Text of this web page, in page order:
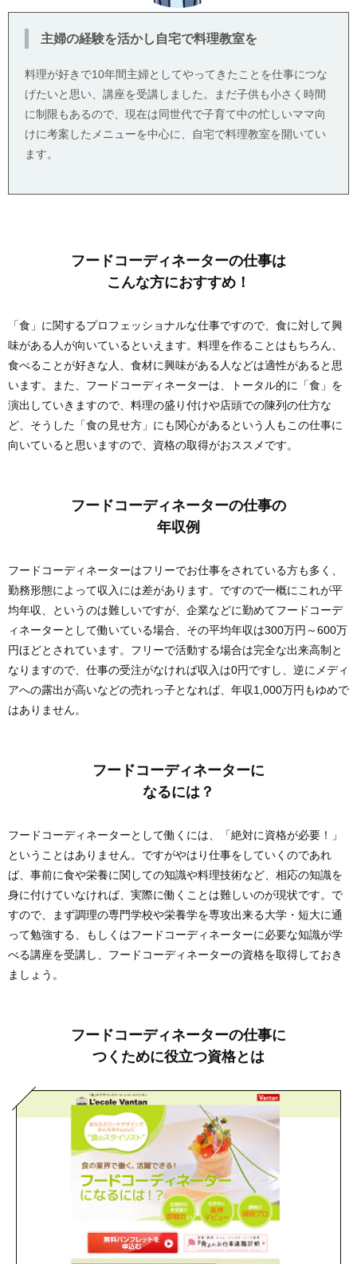
主婦の経験を活かし自宅で料理教室を
料理が好きで10年間主婦としてやってきたことを仕事につな
げたいと思い、講座を受講しました。まだ子供も小さく時間
に制限もあるので、現在は同世代で子育て中の忙しいママ向
けに考案したメニューを中心に、自宅で料理教室を開いてい
ます。
フードコーディネーターの仕事は
こんな方におすすめ！
「食」に関するプロフェッショナルな仕事ですので、食に対して興
味がある人が向いているといえます。料理を作ることはもちろん、
食べることが好きな人、食材に興味がある人などは適性があると思
います。また、フードコーディネーターは、トータル的に「食」を
演出していきますので、料理の盛り付けや店頭での陳列の仕方な
ど、そうした「食の見せ方」にも関心があるという人もこの仕事に
向いていると思いますので、資格の取得がおススメです。
フードコーディネーターの仕事の
年収例
フードコーディネーターはフリーでお仕事をされている方も多く、
勤務形態によって収入には差があります。ですので一概にこれが平
均年収、というのは難しいですが、企業などに勤めてフードコーデ
ィネーターとして働いている場合、その平均年収は300万円～600万
円ほどとされています。フリーで活動する場合は完全な出来高制と
なりますので、仕事の受注がなければ収入は0円ですし、逆にメディ
アへの露出が高いなどの売れっ子となれば、年収1,000万円もゆめで
はありません。
フードコーディネーターに
なるには？
フードコーディネーターとして働くには、「絶対に資格が必要！」
ということはありません。ですがやはり仕事をしていくのであれ
ば、事前に食や栄養に関しての知識や料理技術など、相応の知識を
身に付けていなければ、実際に働くことは難しいのが現状です。で
すので、まず調理の専門学校や栄養学を専攻出来る大学・短大に通
って勉強する、もしくはフードコーディネーターに必要な知識が学
べる講座を受講し、フードコーディネーターの資格を取得しておき
ましょう。
フードコーディネーターの仕事に
つくために役立つ資格とは